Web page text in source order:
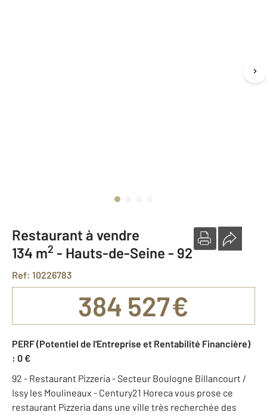
Restaurant à vendre
134 m2 - Hauts-de-Seine - 92
Ref: 10226783
384 527 €
PERF (Potentiel de l'Entreprise et Rentabilité Financière)
: 0 €
92 - Restaurant Pizzeria - Secteur Boulogne Billancourt /
Issy les Moulineaux - Century21 Horeca vous prose ce
restaurant Pizzeria dans une ville très recherchée des